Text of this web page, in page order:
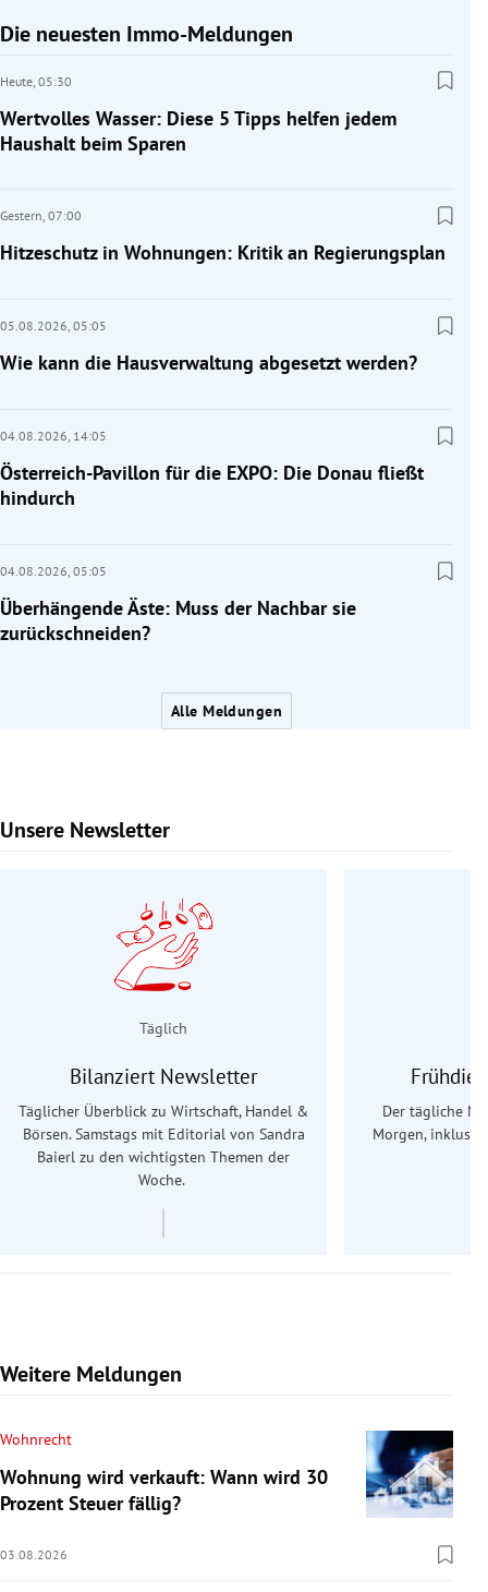
Die neuesten Immo-Meldungen
Heute, 05:30
Wertvolles Wasser: Diese 5 Tipps helfen jedem
Haushalt beim Sparen
Gestern, 07:00
Hitzeschutz in Wohnungen: Kritik an Regierungsplan
05.08.2026, 05:05
Wie kann die Hausverwaltung abgesetzt werden?
04.08.2026, 14:05
Österreich-Pavillon für die EXPO: Die Donau fließt
hindurch
04.08.2026, 05:05
Überhängende Äste: Muss der Nachbar sie
zurückschneiden?
Alle Meldungen
Unsere Newsletter
Slide 1 von 9
Täglich
Bilanziert Newsletter
Täglicher Überblick zu Wirtschaft, Handel &
Börsen. Samstags mit Editorial von Sandra
Baierl zu den wichtigsten Themen der
Woche.
Der tägliche
Morgen,
Weitere Meldungen
Wohnrecht
Wohnung wird verkauft: Wann wird 30
Prozent Steuer fällig?
03.08.2026